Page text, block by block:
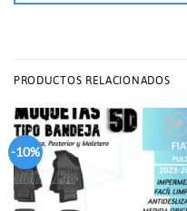
PRODUCTOS RELACIONADOS
-10%
Add to
wishlist